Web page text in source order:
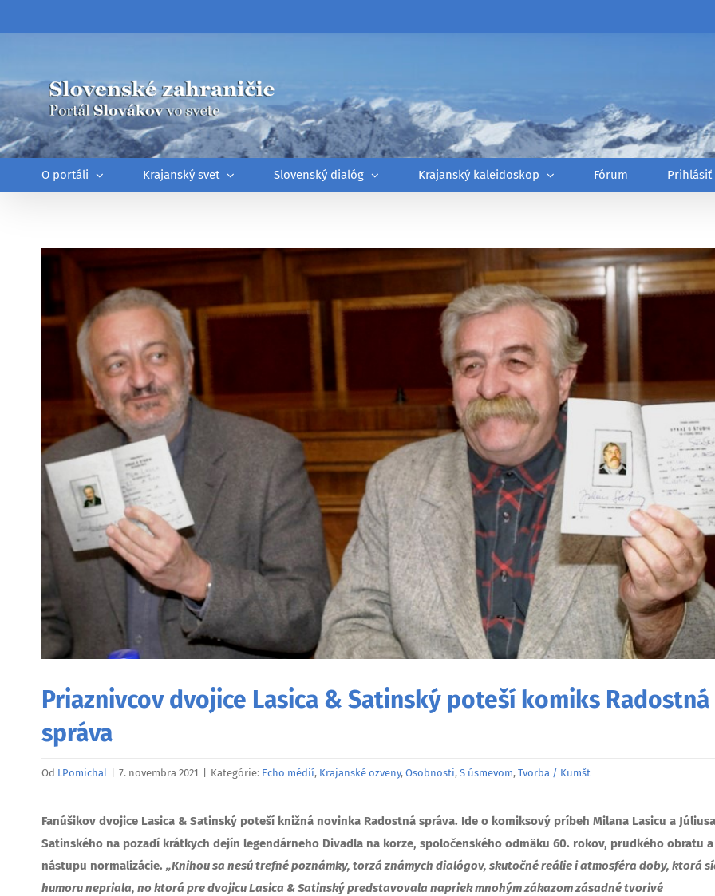
to
O portáli Krajanský svet Slovenský dialóg Krajanský kaleidoskop Fórum Prihlásiť
Zobraziť
väčší
obrázok
Priaznivcov dvojice Lasica & Satinský poteší komiks Radostná
správa
Od LPomichal 7. novembra 2021 Kategórie: Echo médií, Krajanské ozveny, Osobnosti, S úsmevom, Tvorba / Kumšt
Fanúšikov dvojice Lasica & Satinský poteší knižná novinka Radostná správa. Ide o komiksový príbeh Milana Lasicu a Júliusa
Satinského na pozadí krátkych dejín legendárneho Divadla na korze, spoločenského odmäku 60. rokov, prudkého obratu a
nástupu normalizácie. „Knihou sa nesú trefné poznámky, torzá známych dialógov, skutočné reálie i atmosféra doby, ktorá
humoru nepriala, no ktorá pre dvojicu Lasica & Satinský predstavovala napriek mnohým zákazom zásadné tvorivé